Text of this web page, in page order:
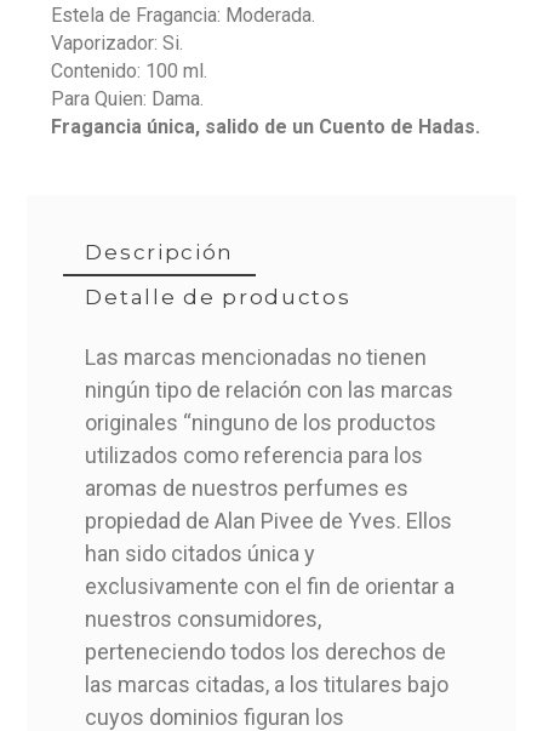
Estela de Fragancia: Moderada.
Vaporizador: Si.
Contenido: 100 ml.
Para Quien: Dama.
Fragancia única, salido de un Cuento de Hadas.
Descripción
Detalle de productos
Las marcas mencionadas no tienen
ningún tipo de relación con las marcas
originales “ninguno de los productos
utilizados como referencia para los
aromas de nuestros perfumes es
propiedad de Alan Pivee de Yves. Ellos
han sido citados única y
exclusivamente con el fin de orientar a
nuestros consumidores,
perteneciendo todos los derechos de
las marcas citadas, a los titulares bajo
cuyos dominios figuran los
ReferenciaMO001700150005
Casa Perfumista Lolita Lempicka
Inspirado Lolita Lempicka